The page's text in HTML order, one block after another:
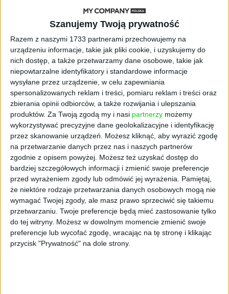
Szanujemy Twoją prywatność
Razem z naszymi 1733 partnerami przechowujemy na
urządzeniu informacje, takie jak pliki cookie, i uzyskujemy do
nich dostęp, a także przetwarzamy dane osobowe, takie jak
niepowtarzalne identyfikatory i standardowe informacje
wysyłane przez urządzenie, w celu zapewniania
spersonalizowanych reklam i treści, pomiaru reklam i treści oraz
zbierania opinii odbiorców, a także rozwijania i ulepszania
produktów. Za Twoją zgodą my i nasi partnerzy możemy
wykorzystywać precyzyjne dane geolokalizacyjne i identyfikację
przez skanowanie urządzeń. Możesz kliknąć, aby wyrazić zgodę
na przetwarzanie danych przez nas i naszych partnerów
zgodnie z opisem powyżej. Możesz też uzyskać dostęp do
bardziej szczegółowych informacji i zmienić swoje preferencje
przed wyrażeniem zgody lub odmówić jej wyrażenia.
Pamiętaj,
że niektóre rodzaje przetwarzania danych osobowych mogą nie
wymagać Twojej zgody, ale masz prawo sprzeciwić się takiemu
przetwarzaniu. Twoje preferencje będą mieć zastosowanie tylko
do tej witryny. Możesz w dowolnym momencie zmienić swoje
preferencje lub wycofać zgodę, wracając na tę stronę i klikając
przycisk "Prywatność" na dole strony.
ryzykowne, ostatecznie przynoszą korzyść.
Karolina Prewęcka
26 LUDZIE
Haust radości od rana
Ludzie czekają na nasze kolejne skarpetki! Są
wśród nich prawdziwi kolekcjonerzy – cieszy się
Adrian Morawiak, który wraz z Maciejem
Butkowskim stworzył markę Many Mornings.